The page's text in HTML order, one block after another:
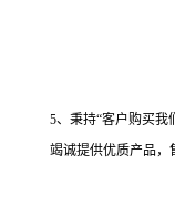
5、秉持“客户购买我
竭诚提供优质产品，